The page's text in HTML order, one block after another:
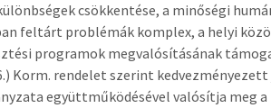
csökkentése, a minőségi
feltárt problémák komplex, a helyi
programok megvalósításának
Korm. rendelet szerint
együttműködésével valósítja meg